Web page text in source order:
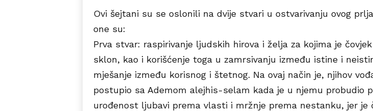
Ovi šejtani su se oslonili na dvije stvari u ostvarivanju ovog
one su:
Prva stvar: raspirivanje ljudskih hirova i želja za kojima je
sklon, kao i korišćenje toga u zamrsivanju između istine i
mješanje između korisnog i štetnog. Na ovaj način je, njihov
postupio sa Ademom alejhis-selam kada je u njemu probudio
urođenost ljubavi prema vlasti i mržnje prema nestanku, jer je